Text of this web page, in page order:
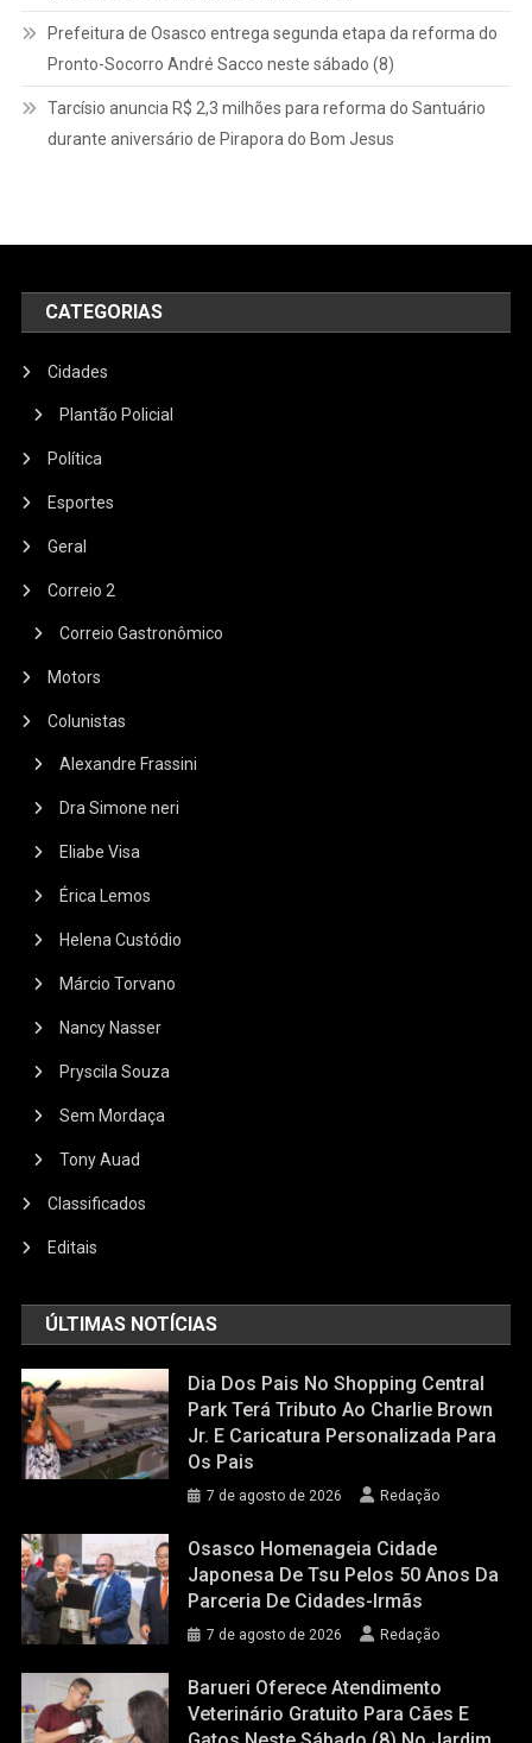
Prefeitura de Osasco entrega segunda etapa da reforma do
Pronto-Socorro André Sacco neste sábado (8)
Tarcísio anuncia R$ 2,3 milhões para reforma do Santuário
durante aniversário de Pirapora do Bom Jesus
CATEGORIAS
Cidades
Plantão Policial
Política
Esportes
Geral
Correio 2
Correio Gastronômico
Motors
Colunistas
Alexandre Frassini
Dra Simone neri
Eliabe Visa
Érica Lemos
Helena Custódio
Márcio Torvano
Nancy Nasser
Pryscila Souza
Sem Mordaça
Tony Auad
Classificados
Editais
ÚLTIMAS NOTÍCIAS
Dia Dos Pais No Shopping Central
Park Terá Tributo Ao Charlie Brown
Jr. E Caricatura Personalizada Para
Os Pais
7 de agosto de 2026 Redação
Osasco Homenageia Cidade
Japonesa De Tsu Pelos 50 Anos Da
Parceria De Cidades-Irmãs
7 de agosto de 2026 Redação
Barueri Oferece Atendimento
Veterinário Gratuito Para Cães E